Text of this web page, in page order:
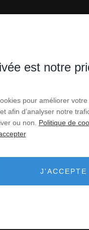
est notre
pour améliorer
afin d’analyser notre
ou non. Politique de
J'ACCEPTE